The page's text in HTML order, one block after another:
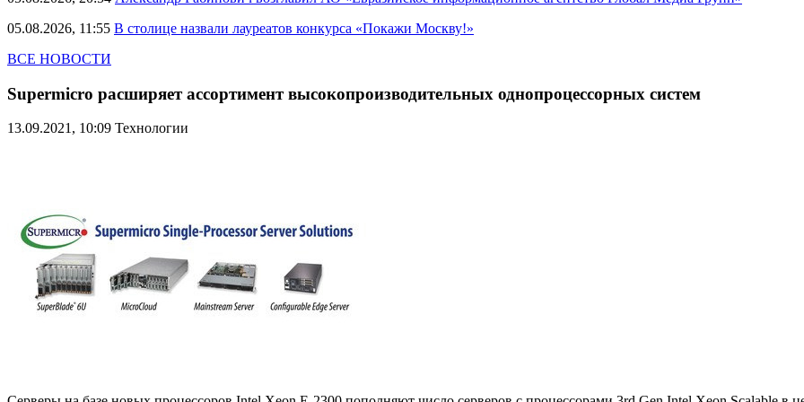
05.08.2026, 11:55 В столице назвали лауреатов конкурса «Покажи Москву!»
ВСЕ НОВОСТИ
Supermicro расширяет ассортимент высокопроизводительных однопроцессорных систем
13.09.2021, 10:09 Технологии